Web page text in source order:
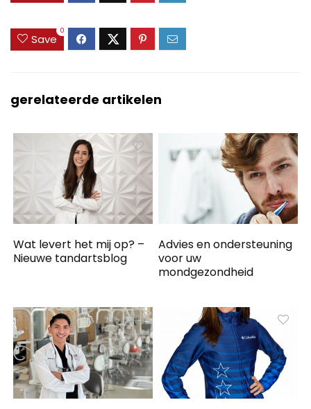
Save
0
gerelateerde artikelen
Wat levert het mij op? –
Nieuwe tandartsblog
Advies en ondersteuning
voor uw
mondgezondheid